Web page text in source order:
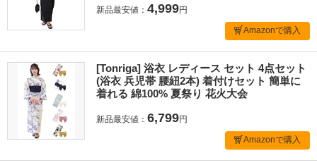
新品最安値： 4,999円
Amazonで購入
[Tonriga] 浴衣 レディース セット 4点セット
(浴衣 兵児帯 腰紐2本) 着付けセット 簡単に
着れる 綿100% 夏祭り 花火大会
新品最安値： 6,799円
Amazonで購入